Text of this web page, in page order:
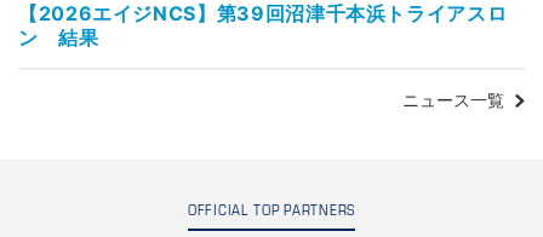
【2026エイジNCS】第39回沼津千本浜トライアスロ
ン 結果
ニュース一覧
OFFICIAL TOP PARTNERS